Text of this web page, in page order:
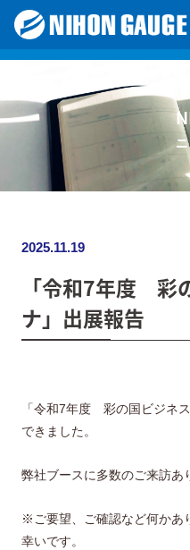
2025.11.19
「令和7年度 彩
ナ」出展報告
「令和7年度 彩の国ビジネ
できました。
弊社ブースに多数のご来訪あ
※ご要望、ご確認など何かあ
幸いです。